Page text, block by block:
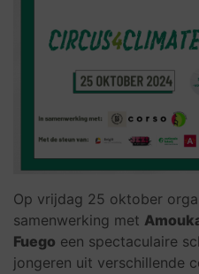
Op vrijdag 25 oktober
samenwerking met
Fuego een spectaculaire
jongeren uit verschillende